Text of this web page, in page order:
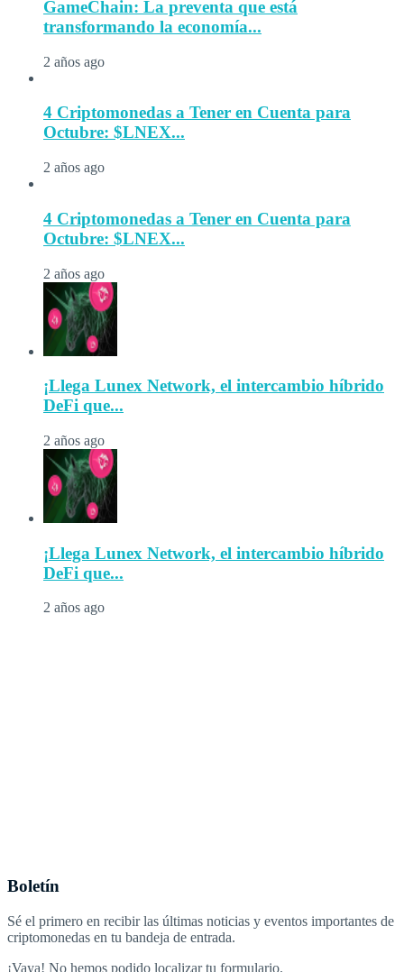
GameChain: La preventa que está
transformando la economía...
2 años ago
4 Criptomonedas a Tener en Cuenta para
Octubre: $LNEX...
2 años ago
4 Criptomonedas a Tener en Cuenta para
Octubre: $LNEX...
2 años ago
¡Llega Lunex Network, el intercambio híbrido
DeFi que...
2 años ago
¡Llega Lunex Network, el intercambio híbrido
DeFi que...
2 años ago
Boletín
Sé el primero en recibir las últimas noticias y eventos importantes de
criptomonedas en tu bandeja de entrada.
¡Vaya! No hemos podido localizar tu formulario.